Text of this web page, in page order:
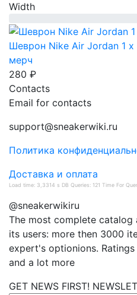
Width
Шеврон Nike Air Jordan 1 x
мерч
280 ₽
Contacts
Email for contacts
support@sneakerwiki.ru
Политика
Доставка и оплата
Load time: 3,3314 s DB Queries: 121 Time For
@sneakerwikiru
The most complete catalog
its users: more then 3000
expert's optionions.
and a lot more
GET NEWS FIRST!